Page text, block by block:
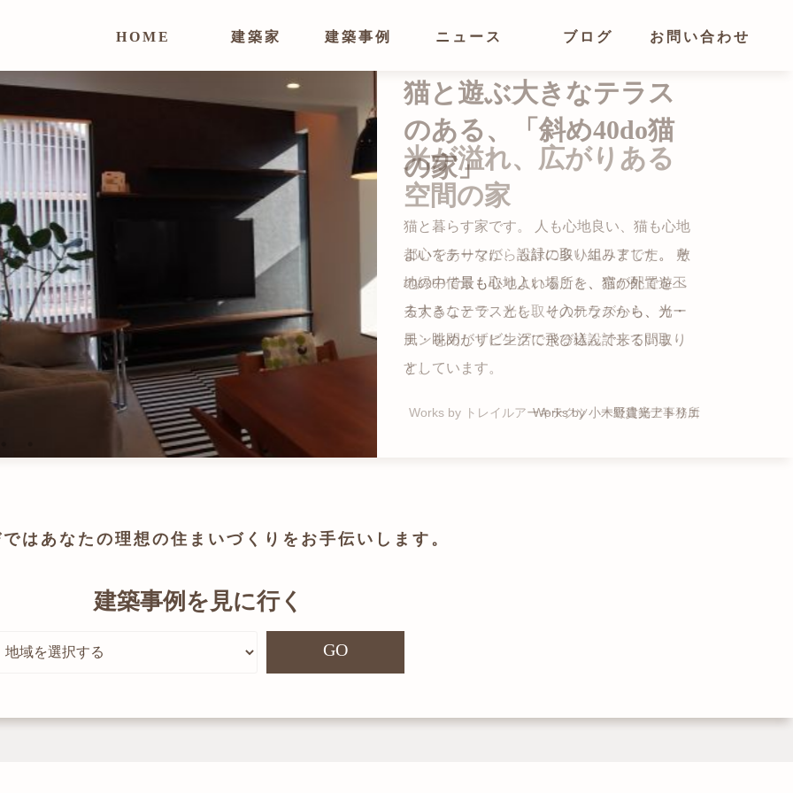
HOME 建築家 建築事例 ニュース ブログ お問い合わせ
猫と暮らす家です。 人も心地良い、猫も心地
よいをテーマに、設計に取り組みました。 敷
地の中で最も心地よい場所を、猫が外で遊べ
る大きなテラスとし、そのテラスから、光・
風・眺めがリビングに飛び込んで来る間取り
としています。
Works by 小木野貴光アトリエ
光が溢れ、広がりある
空間の家
都心でありながらも緑の多いエリアです。 そ
の緑の借景も取り入れること、窓の配置を工
夫することで、光を取り入れながらも、カー
テンを閉じずに生活できる様設計していま
す。
Works by トレイルアーキテクツ 一級建築士事務所
自然の中の岩山を切り開いて造った、ワイル
ドなゲストハウスをイメージした空間が広が
る都市型住宅です。
Works by ZAG空間設計舎
かつての機織り工場が、その趣を残しつつ孫
世帯の住居へと蘇りました。
Works by ZAG空間設計舎
は あなたの理想の住まいづくりを お手伝いします。
建築事例を見に行く
GO